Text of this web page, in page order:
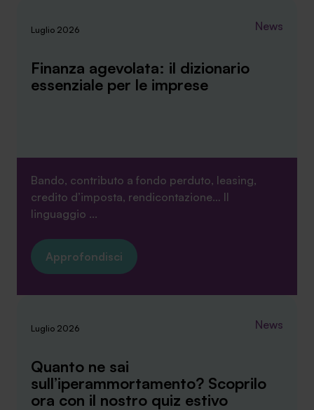
ti invitiamo a consultare le "Informazioni sui Cookie" qui
Luglio 2026 News
Finanza agevolata: il dizionario
essenziale per le imprese
Bando, contributo a fondo perduto, leasing,
credito d’imposta, rendicontazione… Il
linguaggio ...
Approfondisci
Luglio 2026 News
Quanto ne sai
sull’iperammortamento? Scoprilo
ora con il nostro quiz estivo